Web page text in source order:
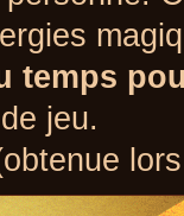
temps
jeu.